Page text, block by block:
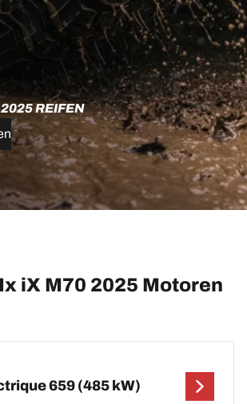
REIFEN
iX M70 2025 Motoren
659 (485 kW)